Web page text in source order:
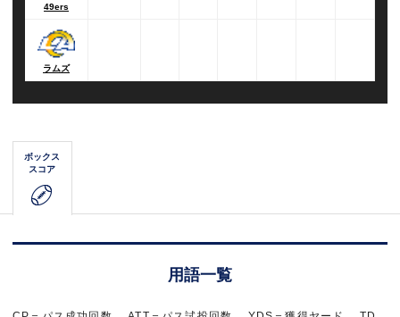
49ers
ラムズ
ボックス
スコア
用語一覧